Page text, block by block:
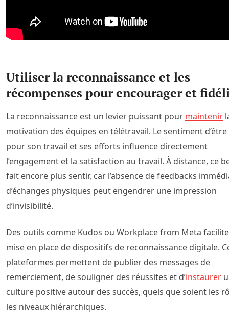
Utiliser la reconnaissance et les
récompenses pour encourager et
La reconnaissance est un levier puissant pour maintenir
motivation des équipes en télétravail. Le sentiment
pour son travail et ses efforts influence directement
l’engagement et la satisfaction au travail. À distance, ce
fait encore plus sentir, car l’absence de feedbacks
d’échanges physiques peut engendrer une impression
d’invisibilité.
Des outils comme Kudos ou Workplace from Meta
mise en place de dispositifs de reconnaissance digitale.
plateformes permettent de publier des messages de
remerciement, de souligner des réussites et d’instaurer
culture positive autour des succès, quels que soient les
les niveaux hiérarchiques.